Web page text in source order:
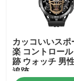
カッコいいスポ
楽 コントロール
跡 ウォッチ 男
追跡